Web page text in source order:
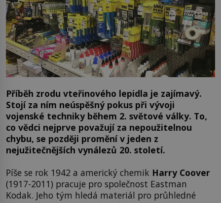
Příběh zrodu vteřinového lepidla je zajímavý.
Stojí za ním neúspěšný pokus při vývoji
vojenské techniky během 2. světové války. To,
co vědci nejprve považují za nepoužitelnou
chybu, se později promění v jeden z
nejužitečnějších vynálezů 20. století.
Píše se rok 1942 a americký chemik Harry Coover
(1917-2011) pracuje pro společnost Eastman
Kodak. Jeho tým hledá materiál pro průhledné